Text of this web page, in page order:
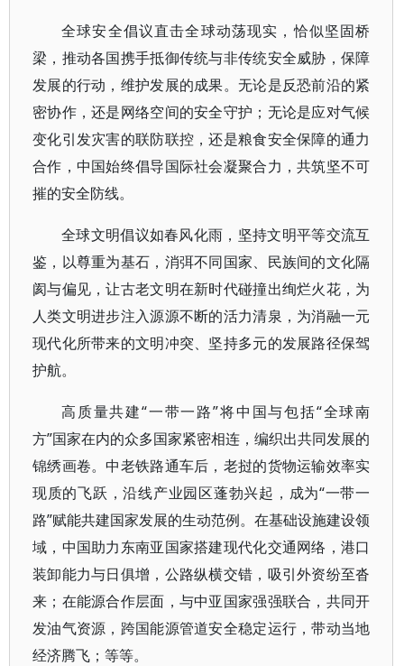
全球安全倡议直击全球动荡现实，恰似坚固桥
梁，推动各国携手抵御传统与非传统安全威胁，保障
发展的行动，维护发展的成果。无论是反恐前沿的紧
密协作，还是网络空间的安全守护；无论是应对气候
变化引发灾害的联防联控，还是粮食安全保障的通力
合作，中国始终倡导国际社会凝聚合力，共筑坚不可
摧的安全防线。
全球文明倡议如春风化雨，坚持文明平等交流互
鉴，以尊重为基石，消弭不同国家、民族间的文化隔
阂与偏见，让古老文明在新时代碰撞出绚烂火花，为
人类文明进步注入源源不断的活力清泉，为消融一元
现代化所带来的文明冲突、坚持多元的发展路径保驾
护航。
高质量共建“一带一路”将中国与包括“全球南
方”国家在内的众多国家紧密相连，编织出共同发展的
锦绣画卷。中老铁路通车后，老挝的货物运输效率实
现质的飞跃，沿线产业园区蓬勃兴起，成为“一带一
路”赋能共建国家发展的生动范例。在基础设施建设领
域，中国助力东南亚国家搭建现代化交通网络，港口
装卸能力与日俱增，公路纵横交错，吸引外资纷至沓
来；在能源合作层面，与中亚国家强强联合，共同开
发油气资源，跨国能源管道安全稳定运行，带动当地
经济腾飞；等等。